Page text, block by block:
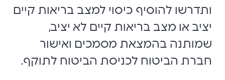
ותדרשו להוסיף כיסוי למצב בריאות קיים
יציב או מצב בריאות קיים לא יציב,
שמותנה בהמצאת מסמכים ואישור
חברת הביטוח לכניסת הביטוח לתוקף.